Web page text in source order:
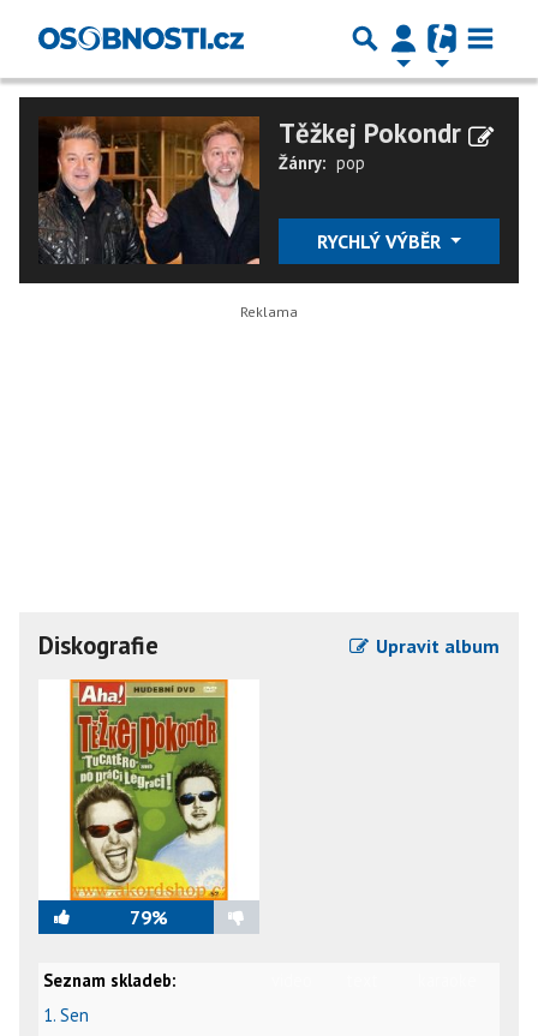
Těžkej Pokondr
Žánry: pop
RYCHLÝ VÝBĚR
Diskografie Upravit album
79%
Seznam skladeb:
1. Sen